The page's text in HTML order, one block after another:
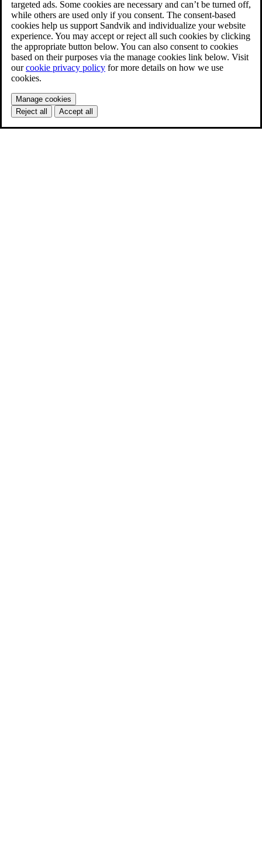
targeted ads. Some cookies are necessary and can’t be turned off,
while others are used only if you consent. The consent-based
cookies help us support Sandvik and individualize your website
experience. You may accept or reject all such cookies by clicking
the appropriate button below. You can also consent to cookies
based on their purposes via the manage cookies link below. Visit
ourcookie privacy policy for more details on how we use
cookies.
Manage cookies
Reject all
Accept all